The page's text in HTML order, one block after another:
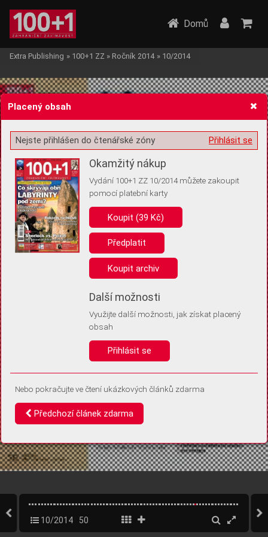
Žádost o souhlas s ukládáním volitelných informací
Pro základní fungování webu nepotřebujeme ukládat žádné informace
(tzv. cookies apod.). Rádi bychom vás ale požádali o souhlas s
uložením volitelných informací:
Anonymní unikátní ID
Díky němu příště poznáme, že se jedná o stejné zařízení, a
Identifikátor je zcela anonymní.
Vaše souhlasy a odmítnutí si ukládáme do vašeho zařízení, abychom se
vás už příště znovu neptali. Můžete je kdykoli později upravit ve Správě
Domů
Extra Publishing » 100+1 ZZ » Ročník 2014 » 10/2014
10/2014 50
Placený obsah
Přihlásit se
Nejste přihlášen do čtenářské zóny
Okamžitý nákup
Vydání 100+1 ZZ 10/2014 můžete zakoupit
pomocí platební karty
Koupit (39 Kč)
Předplatit
Koupit archiv
Další možnosti
Využijte další možnosti, jak získat placený
obsah
Přihlásit se
Nebo pokračujte ve čtení ukázkových článků zdarma
Předchozí článek zdarma